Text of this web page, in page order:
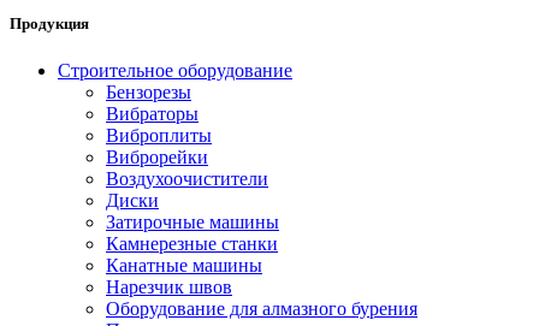
Продукция
Строительное оборудование
Бензорезы
Вибраторы
Виброплиты
Виброрейки
Воздухоочистители
Диски
Затирочные машины
Камнерезные станки
Канатные машины
Нарезчик швов
Оборудование для алмазного бурения